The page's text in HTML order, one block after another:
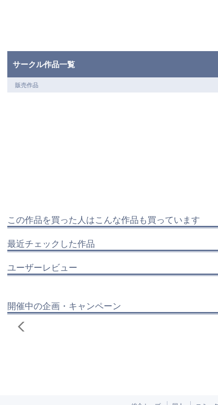
サークル作品一覧
販売作品
この作品を買った人はこんな作品も買っています
最近チェックした作品
ユーザーレビュー
開催中の企画・キャンペーン